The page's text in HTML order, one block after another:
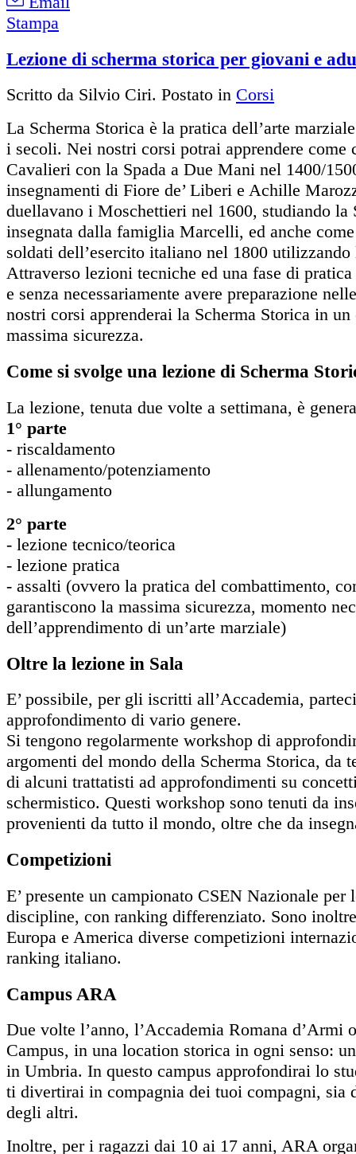
Stampa
Lezione di scherma storica per giovani e
Scritto da Silvio Ciri. Postato in Corsi
La Scherma Storica è la pratica dell’arte
i secoli. Nei nostri corsi potrai apprendere come
Cavalieri con la Spada a Due Mani nel 1400/
insegnamenti di Fiore de’ Liberi e Achille
duellavano i Moschettieri nel 1600, studiando la
insegnata dalla famiglia Marcelli, ed anche
soldati dell’esercito italiano nel 1800 utilizzando
Attraverso lezioni tecniche ed una fase di
e senza necessariamente avere preparazione
nostri corsi apprenderai la Scherma Storica in
massima sicurezza.
Come si svolge una lezione di Scherma
La lezione, tenuta due volte a settimana, è
1° parte
- riscaldamento
- allenamento/potenziamento
- allungamento
2° parte
- lezione tecnico/teorica
- lezione pratica
- assalti (ovvero la pratica del combattimento,
garantiscono la massima sicurezza, momento
dell’apprendimento di un’arte marziale)
Oltre la lezione in Sala
E’ possibile, per gli iscritti all’Accademia,
approfondimento di vario genere.
Si tengono regolarmente workshop di
argomenti del mondo della Scherma Storica, da
di alcuni trattatisti ad approfondimenti su
schermistico. Questi workshop sono tenuti da
provenienti da tutto il mondo, oltre che da
Competizioni
E’ presente un campionato CSEN Nazionale per
discipline, con ranking differenziato. Sono
Europa e America diverse competizioni
ranking italiano.
Campus ARA
Due volte l’anno, l’Accademia Romana d’Armi
Campus, in una location storica in ogni senso:
in Umbria. In questo campus approfondirai lo
ti divertirai in compagnia dei tuoi compagni, sia
degli altri.
Inoltre, per i ragazzi dai 10 ai 17 anni, ARA